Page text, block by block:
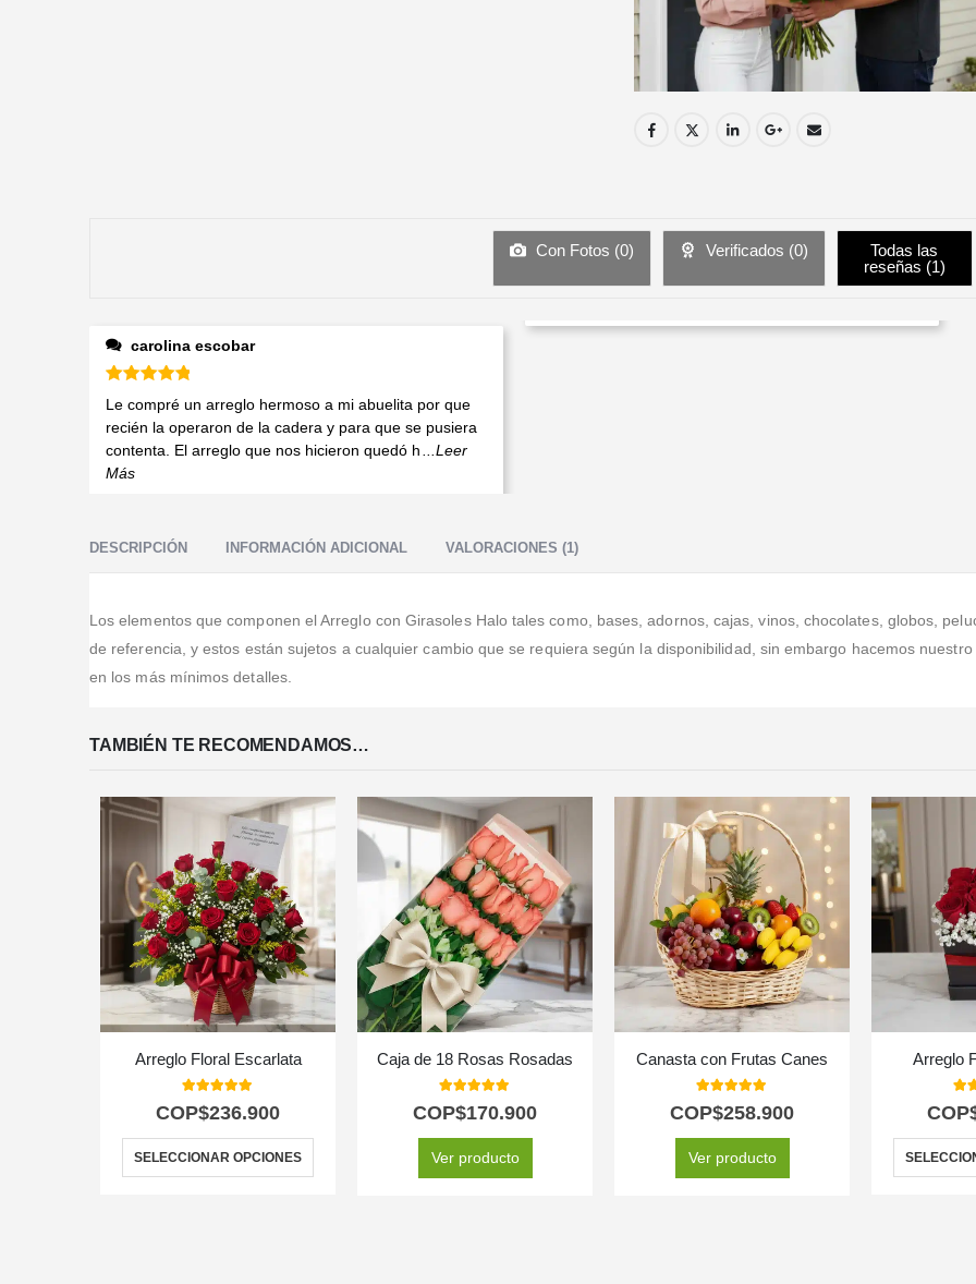
Con Fotos (0) Verificados (0)
Todas las
reseñas (1)
carolina escobar
Valorado en de 5
Le compré un arreglo hermoso a mi abuelita por que
recién la operaron de la cadera y para que se pusiera
contenta. El arreglo que nos hicieron quedó h...Leer
Más
DESCRIPCIÓN INFORMACIÓN ADICIONAL VALORACIONES (1)
Los elementos que componen el Arreglo con Girasoles Halo tales como, bases, adornos, cajas, vinos, chocolates, globos,
de referencia, y estos están sujetos a cualquier cambio que se requiera según la disponibilidad, sin embargo hacemos
en los más mínimos detalles.
TAMBIÉN TE RECOMENDAMOS…
Arreglo Floral Escarlata
5.00
COP$236.900
SELECCIONAR OPCIONES
Caja de 18 Rosas Rosadas
5.00
COP$170.900
Ver producto
Canasta con Frutas Canes
5.00
COP$258.900
Ver producto
Arreglo
5.00